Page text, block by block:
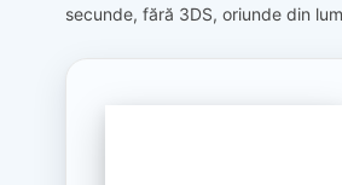
secunde, fără 3DS, oriunde din